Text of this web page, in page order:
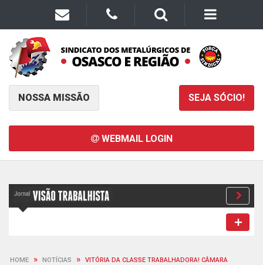
NOSSA MISSÃO SEJA SÓCIO!
WEBMAIL LOGIN
HOME » NOTÍCIAS »
VITÓRIA DA CLASSE TRABALHADORA! CÂMARA